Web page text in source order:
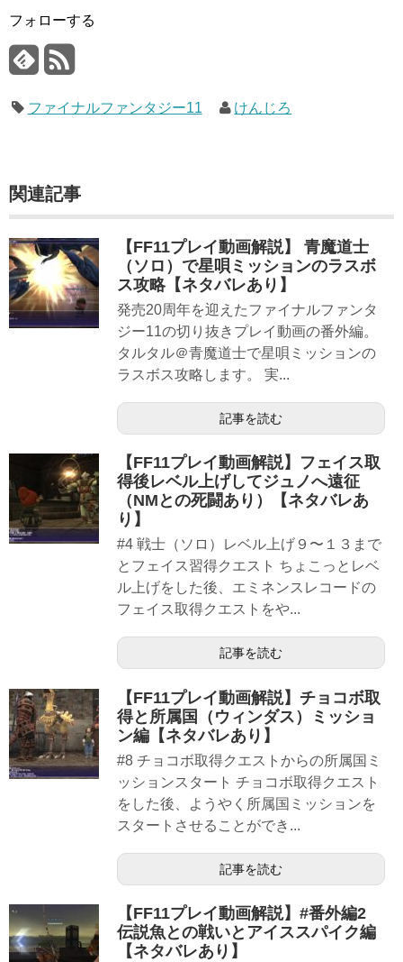
フォローする
ファイナルファンタジー11 けんじろ
関連記事
【FF11プレイ動画解説】 青魔道士
（ソロ）で星唄ミッションのラスボ
ス攻略【ネタバレあり】
発売20周年を迎えたファイナルファンタ
ジー11の切り抜きプレイ動画の番外編。
タルタル＠青魔道士で星唄ミッションの
ラスボス攻略します。 実...
記事を読む
【FF11プレイ動画解説】フェイス取
得後レベル上げしてジュノへ遠征
（NMとの死闘あり）【ネタバレあ
り】
#4 戦士（ソロ）レベル上げ９〜１３まで
とフェイス習得クエスト ちょこっとレベ
ル上げをした後、エミネンスレコードの
フェイス取得クエストをや...
記事を読む
【FF11プレイ動画解説】チョコボ取
得と所属国（ウィンダス）ミッショ
ン編【ネタバレあり】
#8 チョコボ取得クエストからの所属国ミ
ッションスタート チョコボ取得クエスト
をした後、ようやく所属国ミッションを
スタートさせることができ...
記事を読む
【FF11プレイ動画解説】#番外編2
伝説魚との戦いとアイススパイク編
【ネタバレあり】